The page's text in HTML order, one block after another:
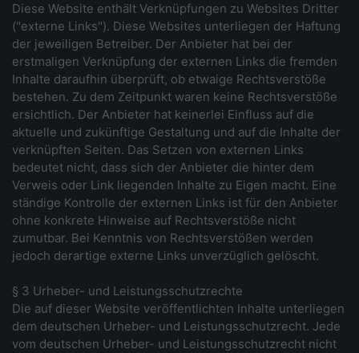
Diese Website enthält Verknüpfungen zu Websites Dritter
("externe Links"). Diese Websites unterliegen der Haftung
der jeweiligen Betreiber. Der Anbieter hat bei der
erstmaligen Verknüpfung der externen Links die fremden
Inhalte daraufhin überprüft, ob etwaige Rechtsverstöße
bestehen. Zu dem Zeitpunkt waren keine Rechtsverstöße
ersichtlich. Der Anbieter hat keinerlei Einfluss auf die
aktuelle und zukünftige Gestaltung und auf die Inhalte der
verknüpften Seiten. Das Setzen von externen Links
bedeutet nicht, dass sich der Anbieter die hinter dem
Verweis oder Link liegenden Inhalte zu Eigen macht. Eine
ständige Kontrolle der externen Links ist für den Anbieter
ohne konkrete Hinweise auf Rechtsverstöße nicht
zumutbar. Bei Kenntnis von Rechtsverstößen werden
jedoch derartige externe Links unverzüglich gelöscht.
§ 3 Urheber- und Leistungsschutzrechte
Die auf dieser Website veröffentlichten Inhalte unterliegen
dem deutschen Urheber- und Leistungsschutzrecht. Jede
vom deutschen Urheber- und Leistungsschutzrecht nicht